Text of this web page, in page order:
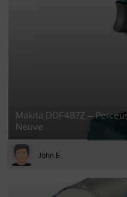
Makita DDF487Z –
Neuve
John E